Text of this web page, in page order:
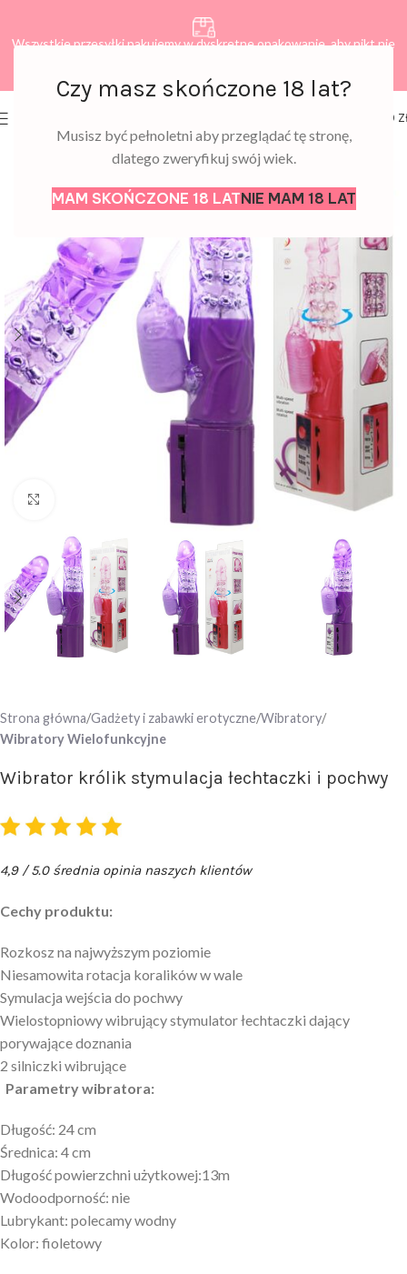
Czy masz skończone 18 lat?
Musisz być pełnoletni aby przeglądać tę stronę,
dlatego zweryfikuj swój wiek.
MAM SKOŃCZONE 18 LATNIE MAM 18 LAT
Wszystkie przesyłki pakujemy w dyskretne opakowanie, aby nikt nie
0,00
Strona główna Gadżety i zabawki erotyczne Wibratory
Wibratory Wielofunkcyjne
Wibrator królik stymulacja łechtaczki i pochwy
4,9 / 5.0 średnia opinia naszych klientów
Cechy produktu:
Rozkosz na najwyższym poziomie
Niesamowita rotacja koralików w wale
Symulacja wejścia do pochwy
Wielostopniowy wibrujący stymulator łechtaczki dający
porywające doznania
2 silniczki wibrujące
Parametry wibratora:
Długość: 24 cm
Średnica: 4 cm
Długość powierzchni użytkowej:13m
Wodoodporność: nie
Lubrykant: polecamy wodny
Kolor: fioletowy